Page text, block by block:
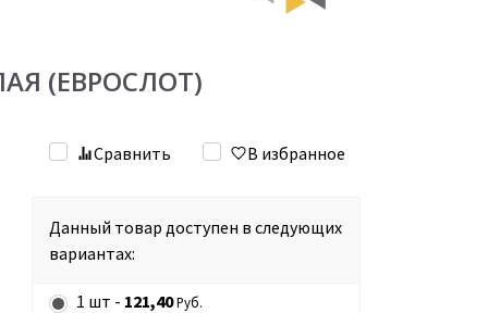
(ЕВРОСЛОТ)
Сравнить В избранное
Данный товар доступен в следующих
вариантах:
1 шт - 121,40 Руб.